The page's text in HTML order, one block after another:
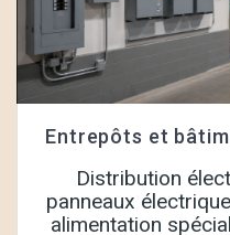
Entrepôts et
Distribution
panneaux
alimentation